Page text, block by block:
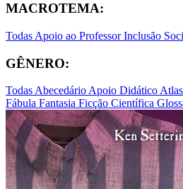
MACROTEMA:
Todas Apoio ao ProfessorInclusão
GÊNERO:
TodasAbecedárioApoio DidáticoAtlas
Fábula Fantasia Ficção Científica